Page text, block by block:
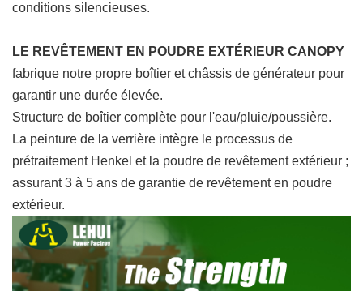
conditions silencieuses.
LE REVÊTEMENT EN POUDRE EXTÉRIEUR CANOPY
fabrique notre propre boîtier et châssis de générateur pour
garantir une durée élevée.
Structure de boîtier complète pour l'eau/pluie/poussière.
La peinture de la verrière intègre le processus de
prétraitement Henkel et la poudre de revêtement extérieur ;
assurant 3 à 5 ans de garantie de revêtement en poudre
extérieur.